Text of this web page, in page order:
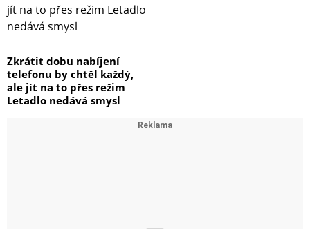
Zkrátit dobu nabíjení
telefonu by chtěl každý,
ale jít na to přes režim
Letadlo nedává smysl